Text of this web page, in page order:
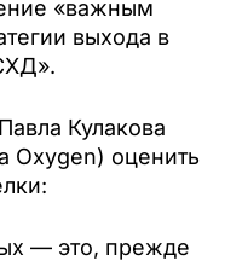
«важным
выхода в
Кулакова
Oxygen) оценить
— это, прежде